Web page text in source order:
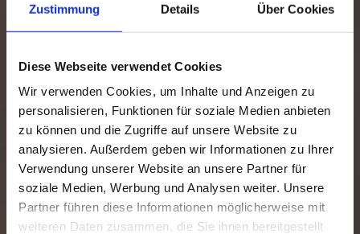
Zustimmung Details Über Cookies
Diese Webseite verwendet Cookies
Wir verwenden Cookies, um Inhalte und Anzeigen zu
personalisieren, Funktionen für soziale Medien anbieten
zu können und die Zugriffe auf unsere Website zu
analysieren. Außerdem geben wir Informationen zu Ihrer
Verwendung unserer Website an unsere Partner für
soziale Medien, Werbung und Analysen weiter. Unsere
Partner führen diese Informationen möglicherweise mit
weiteren Daten zusammen, die Sie ihnen bereitgestellt